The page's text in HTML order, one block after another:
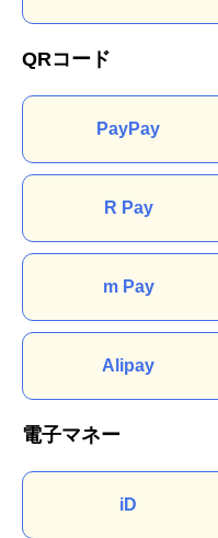
QRコード
PayPay
R Pay
m Pay
Alipay
電子マネー
iD